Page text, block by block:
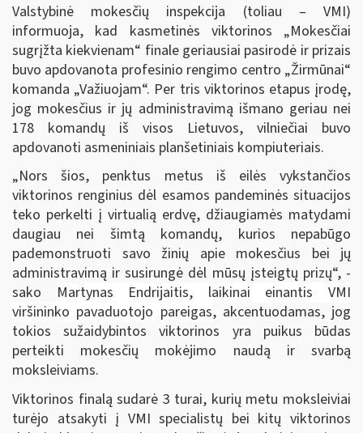
Valstybinė mokesčių inspekcija (toliau – VMI)
informuoja, kad kasmetinės viktorinos „Mokesčiai
sugrįžta kiekvienam“ finale geriausiai pasirodė ir prizais
buvo apdovanota profesinio rengimo centro „Žirmūnai“
komanda „Važiuojam“. Per tris viktorinos etapus įrodę,
jog mokesčius ir jų administravimą išmano geriau nei
178 komandų iš visos Lietuvos, vilniečiai buvo
apdovanoti asmeniniais planšetiniais kompiuteriais.
„Nors šios, penktus metus iš eilės vykstančios
viktorinos renginius dėl esamos pandeminės situacijos
teko perkelti į virtualią erdvę, džiaugiamės matydami
daugiau nei šimtą komandų, kurios nepabūgo
pademonstruoti savo žinių apie mokesčius bei jų
administravimą ir susirungė dėl mūsų įsteigtų prizų“, -
sako Martynas Endrijaitis, laikinai einantis VMI
viršininko pavaduotojo pareigas, akcentuodamas, jog
tokios sužaidybintos viktorinos yra puikus būdas
perteikti mokesčių mokėjimo naudą ir svarbą
moksleiviams.
Viktorinos finalą sudarė 3 turai, kurių metu moksleiviai
turėjo atsakyti į VMI specialistų bei kitų viktorinos